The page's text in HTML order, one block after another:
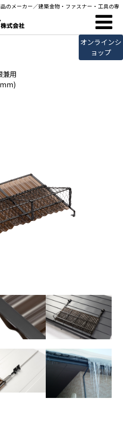
のメーカー／建築金物・ファスナー・工具の専
オンラインシ
ョップ
兼用